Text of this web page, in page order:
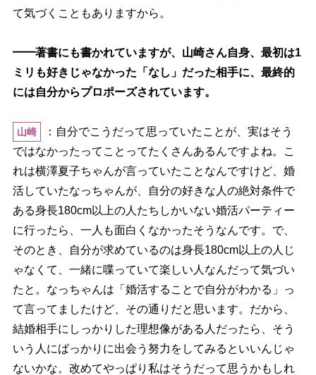
て気づくこともありますから。
━━著書にも書かれていますが、山崎さん自身、最初は1
ミリも好きじゃなかった「なし」だった相手に、最終的
には自分からプロポーズされています。
山崎
：自分でこうだって思っていたことが、実はそう
ではなかったってことってたくさんあるんですよね。こ
れは横澤夏子ちゃんが言っていたことなんですけど、婚
活していたなっちゃんが、自分の好きな人の絶対条件で
ある身長180cm以上の人たちしかいない婚活パーティー
に行ったら、一人も面白くなかったそうなんです。で、
そのとき、自分が求めているのは身長180cm以上の人じ
ゃなくて、一緒に喋っていて楽しい人なんだって気づい
たと。なっちゃんは「婚活することで自分がわかる」っ
て言ってましたけど、その通りだと思います。だから、
結婚相手にしっかりした理想像がある人だったら、そう
いう人にばっかりに出会う努力をしてみるといいんじゃ
ないかな。改めてやっぱり私はそうだって思うかもしれ